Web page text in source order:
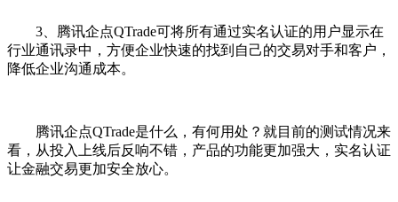
3、腾讯企点QTrade可将所有通过实名认证的用户显示在
行业通讯录中，方便企业快速的找到自己的交易对手和客户，
降低企业沟通成本。
腾讯企点QTrade是什么，有何用处？就目前的测试情况来
看，从投入上线后反响不错，产品的功能更加强大，实名认证
让金融交易更加安全放心。